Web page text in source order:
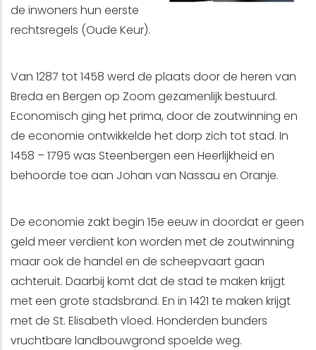
de inwoners hun eerste
rechtsregels (Oude Keur).
Van 1287 tot 1458 werd de plaats door de heren van
Breda en Bergen op Zoom gezamenlijk bestuurd.
Economisch ging het prima, door de zoutwinning en
de economie ontwikkelde het dorp zich tot stad. In
1458 – 1795 was Steenbergen een Heerlijkheid en
behoorde toe aan Johan van Nassau en Oranje.
De economie zakt begin 15e eeuw in doordat er geen
geld meer verdient kon worden met de zoutwinning
maar ook de handel en de scheepvaart gaan
achteruit. Daarbij komt dat de stad te maken krijgt
met een grote stadsbrand. En in 1421 te maken krijgt
met de St. Elisabeth vloed. Honderden bunders
vruchtbare landbouwgrond spoelde weg.